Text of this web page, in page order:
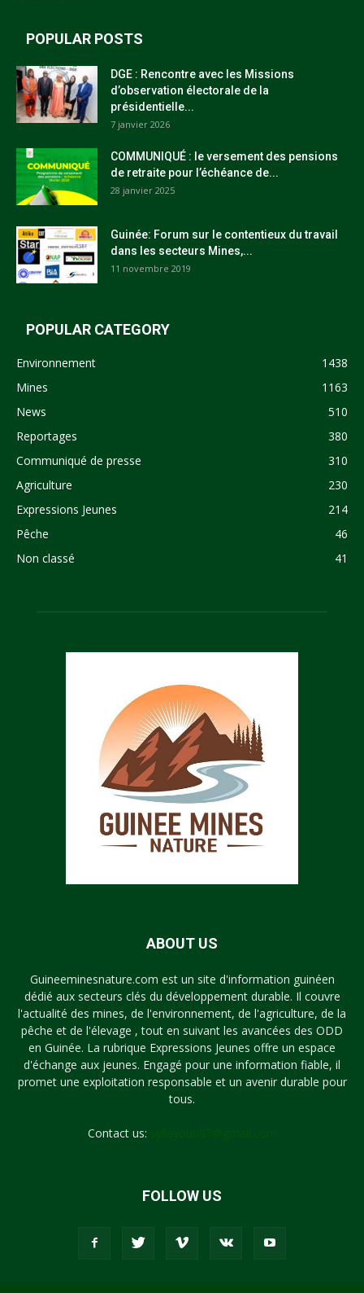
POPULAR POSTS
DGE : Rencontre avec les Missions
d’observation électorale de la
présidentielle...
7 janvier 2026
COMMUNIQUÉ : le versement des pensions
de retraite pour l’échéance de...
28 janvier 2025
Guinée: Forum sur le contentieux du travail
dans les secteurs Mines,...
11 novembre 2019
POPULAR CATEGORY
Environnement
1438
Mines
1163
News
510
Reportages
380
Communiqué de presse
310
Agriculture
230
Expressions Jeunes
214
Pêche
46
Non classé
41
ABOUT US
Guineeminesnature.com est un site d'information guinéen
dédié aux secteurs clés du développement durable. Il couvre
l'actualité des mines, de l'environnement, de l'agriculture, de la
pêche et de l'élevage , tout en suivant les avancées des ODD
en Guinée. La rubrique Expressions Jeunes offre un espace
d'échange aux jeunes. Engagé pour une information fiable, il
promet une exploitation responsable et un avenir durable pour
tous.
Contact us:
FOLLOW US